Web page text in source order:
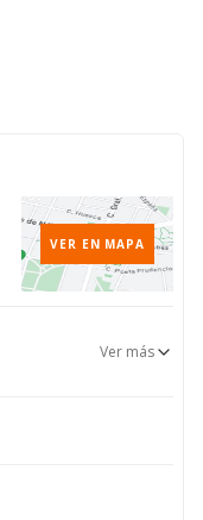
VER EN MAPA
Ver más